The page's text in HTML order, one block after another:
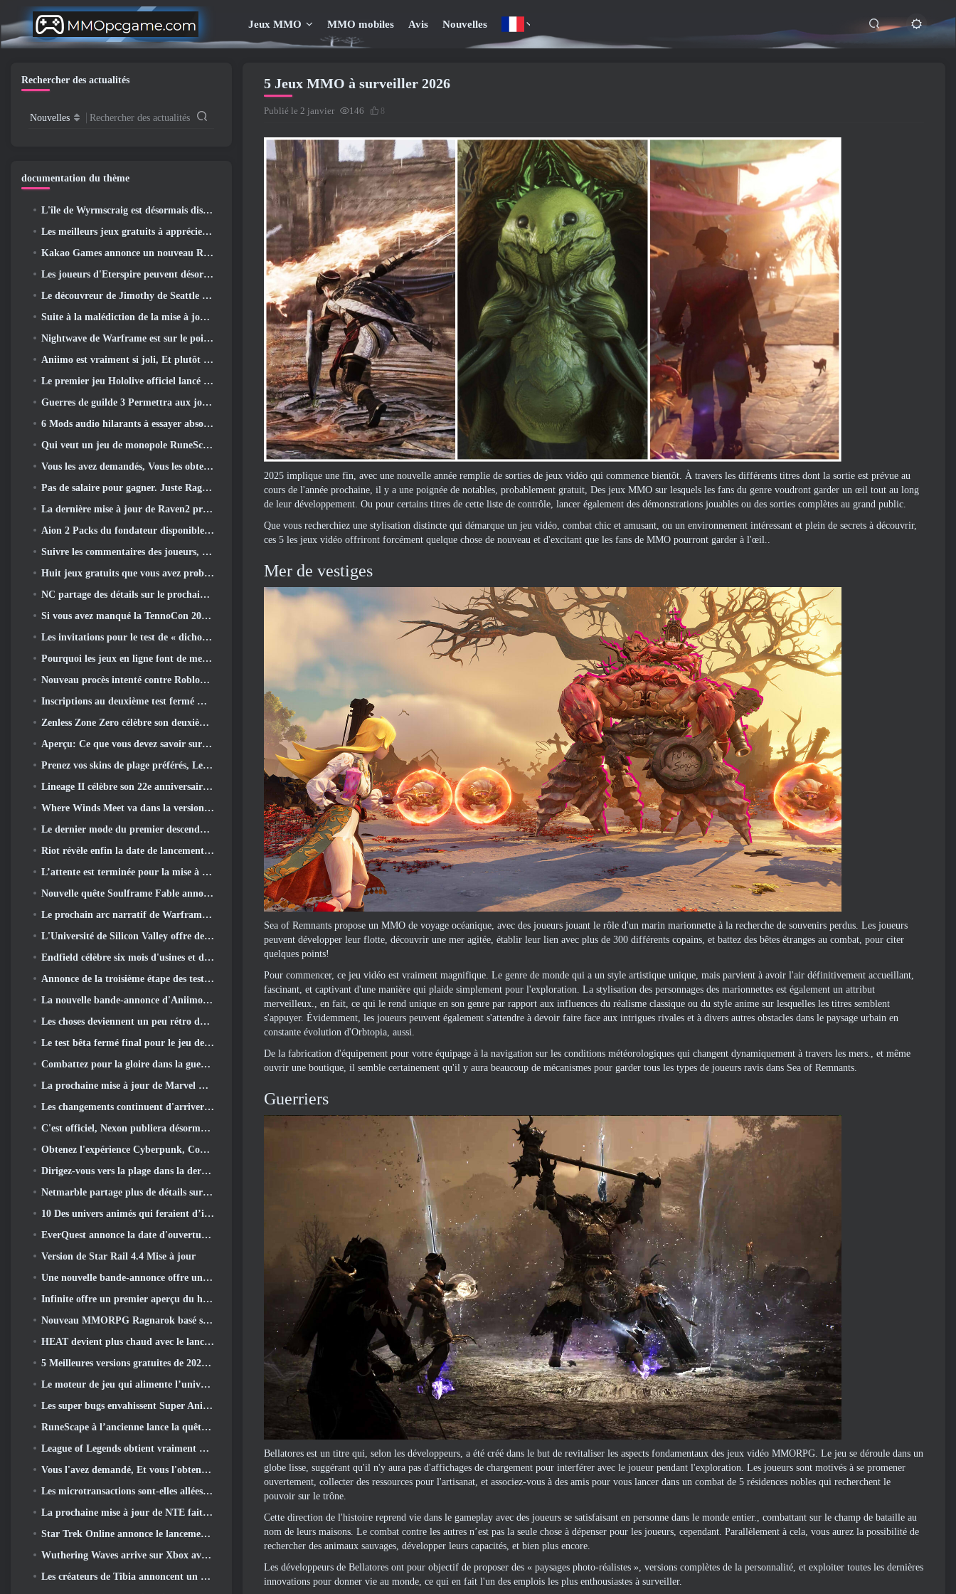
Jeux MMO MMO mobiles Avis Nouvelles
5 Jeux MMO à surveiller 2026
Publié le 2 janvier 146 8
2025 implique une fin, avec une nouvelle année remplie de sorties de jeux vidéo qui commence bientôt. À travers les différents titres dont la sortie est prévue au
cours de l'année prochaine, il y a une poignée de notables, probablement gratuit, Des jeux MMO sur lesquels les fans du genre voudront garder un œil tout au long
de leur développement. Ou pour certains titres de cette liste de contrôle, lancer également des démonstrations jouables ou des sorties complètes au grand public.
Que vous recherchiez une stylisation distincte qui démarque un jeu vidéo, combat chic et amusant, ou un environnement intéressant et plein de secrets à découvrir,
ces 5 les jeux vidéo offriront forcément quelque chose de nouveau et d'excitant que les fans de MMO pourront garder à l'œil..
Mer de vestiges
Sea of ​​Remnants propose un MMO de voyage océanique, avec des joueurs jouant le rôle d'un marin marionnette à la recherche de souvenirs perdus. Les joueurs
peuvent développer leur flotte, découvrir une mer agitée, établir leur lien avec plus de 300 différents copains, et battez des bêtes étranges au combat, pour citer
quelques points!
Pour commencer, ce jeu vidéo est vraiment magnifique. Le genre de monde qui a un style artistique unique, mais parvient à avoir l'air définitivement accueillant,
fascinant, et captivant d'une manière qui plaide simplement pour l'exploration. La stylisation des personnages des marionnettes est également un attribut
merveilleux., en fait, ce qui le rend unique en son genre par rapport aux influences du réalisme classique ou du style anime sur lesquelles les titres semblent
s'appuyer. Évidemment, les joueurs peuvent également s'attendre à devoir faire face aux intrigues rivales et à divers autres obstacles dans le paysage urbain en
constante évolution d'Orbtopia, aussi.
De la fabrication d'équipement pour votre équipage à la navigation sur les conditions météorologiques qui changent dynamiquement à travers les mers., et même
ouvrir une boutique, il semble certainement qu'il y aura beaucoup de mécanismes pour garder tous les types de joueurs ravis dans Sea of ​​Remnants.
Guerriers
Bellatores est un titre qui, selon les développeurs, a été créé dans le but de revitaliser les aspects fondamentaux des jeux vidéo MMORPG. Le jeu se déroule dans un
globe lisse, suggérant qu'il n'y aura pas d'affichages de chargement pour interférer avec le joueur pendant l'exploration. Les joueurs sont motivés à se promener
ouvertement, collecter des ressources pour l'artisanat, et associez-vous à des amis pour vous lancer dans un combat de 5 résidences nobles qui recherchent le
pouvoir sur le trône.
Cette direction de l'histoire reprend vie dans le gameplay avec des joueurs se satisfaisant en personne dans le monde entier., combattant sur le champ de bataille au
nom de leurs maisons. Le combat contre les autres n’est pas la seule chose à dépenser pour les joueurs, cependant. Parallèlement à cela, vous aurez la possibilité de
rechercher des animaux sauvages, développer leurs capacités, et bien plus encore.
Les développeurs de Bellatores ont pour objectif de proposer des « paysages photo-réalistes », versions complètes de la personnalité, et exploiter toutes les dernières
innovations pour donner vie au monde, ce qui en fait l'un des emplois les plus enthousiastes à surveiller.
Rechercher des actualités
Nouvelles Rechercher des actualités
documentation du thème
L'île de Wyrmscraig est désormais disponible à l'exploration dans Old School RuneScape
Les meilleurs jeux gratuits à apprécier avec votre équipe (2026)
Kakao Games annonce un nouveau RPG d'action, Jeune gardienne
Les joueurs d'Eterspire peuvent désormais voyager un peu dans le temps… en guise de régal
Le découvreur de Jimothy de Seattle a des liens avec ArenaNet, Alors bien sûr, ils l’ajoutent à Guild Wars 2
Suite à la malédiction de la mise à jour Allflame, Path Of Exile annonce plusieurs changements basés sur les commentaires
Nightwave de Warframe est sur le point de revenir de manière choquante
Aniimo est vraiment si joli, Et plutôt cool
Le premier jeu Hololive officiel lancé cette semaine
Guerres de guilde 3 Permettra aux joueurs de découvrir le monde de la Tyrie avant le réveil des dragons anciens
6 Mods audio hilarants à essayer absolument pour Marvel Rivals
Qui veut un jeu de monopole RuneScape? Parce qu'on est en route
Vous les avez demandés, Vous les obtenez. Les dragons arrivent sur Albion Online
Pas de salaire pour gagner. Juste Ragnarök. Origin Classic est lancé en juillet 23
La dernière mise à jour de Raven2 présente le système d'éveil des compétences, Donner aux joueurs plus de moyens d'améliorer leurs compétences
Aion 2 Packs du fondateur disponibles à l'achat, Complet avec cinq jours d'accès anticipé
Suivre les commentaires des joueurs, Les joueurs de League Of Legends Classic n’auront pas à payer pour les skins classiques
Huit jeux gratuits que vous avez probablement négligés et qui font partie du Train Fest de Steam
NC partage des détails sur le prochain accès anticipé d’Aion 2
Si vous avez manqué la TennoCon 2026, Digital Extremes partage tous les panneaux
Les invitations pour le test de « dichotomie » du Silver Palace sont envoyées
Pourquoi les jeux en ligne font de meilleurs anime que les anime ne créent des jeux
Nouveau procès intenté contre Roblox dans l'Oregon pour un incident de toilettage d'enfants
Inscriptions au deuxième test fermé mondial de Global MapleStory Classic
Zenless Zone Zero célèbre son deuxième anniversaire en offrant aux joueurs le choix d'un agent gratuit de rang S
Aperçu: Ce que vous devez savoir sur le jeu de collection de créatures de HoYoverse, Honkai: Lien âme
Prenez vos skins de plage préférés, Les Jeux d'été sont de retour sur Overwatch
Lineage II célèbre son 22e anniversaire avec un album vinyle en édition collector
Where Winds Meet va dans la version "Eastern Steampunk" 2.0
Le dernier mode du premier descendant rassemble les batailles difficiles d'interception du vide et les profondeurs.
Riot révèle enfin la date de lancement du mode classique de League Of Legends
L’attente est terminée pour la mise à jour du logement des grands joueurs de RuneScape
Nouvelle quête Soulframe Fable annoncée
Le prochain arc narratif de Warframe emmène les joueurs vers une toute nouvelle carte des étoiles, Le système Tau
L'Université de Silicon Valley offre des bourses pour les jeux et certaines des exigences sont intéressantes
Endfield célèbre six mois d'usines et de tyroliennes lors de sa prochaine mise à jour
Annonce de la troisième étape des tests bêta fermés des batailles d'infanterie de War Thunder
La nouvelle bande-annonce d'Aniimo sort avec le lancement du dernier test bêta fermé
Les choses deviennent un peu rétro dans la saison des finales 11 Mise à jour
Le test bêta fermé final pour le jeu de tir F2P de Nexon Sudden Attack Zero Point a débuté aujourd'hui
Combattez pour la gloire dans la guerre des serveurs de Lineage II
La prochaine mise à jour de Marvel Rivals amène le combat contre les dieux
Les changements continuent d'arriver dans RuneScape. Cette fois, c'est le logement des joueurs
C'est officiel, Nexon publiera désormais Overwatch en Corée du Sud
Obtenez l'expérience Cyberpunk, Complet avec la cyberpsychose, Dans le prochain événement crossover d’Apex Legends
Dirigez-vous vers la plage dans la dernière mise à jour de Palia
Netmarble partage plus de détails sur le prochain jeu de mise à niveau solo, Mise à niveau en solo: KARMA à l’Anime Expo
10 Des univers animés qui feraient d’incroyables MMO
EverQuest annonce la date d'ouverture du deuxième 2026 Serveur d'extension temporisé
Version de Star Rail 4.4 Mise à jour
Une nouvelle bande-annonce offre un aperçu du gameplay de Silver Palace
Infinite offre un premier aperçu du héros ressemblant à une sirène à venir dans le printemps-été 2013: Lumière du soir
Nouveau MMORPG Ragnarok basé sur un navigateur, L'univers Ragnarok annoncé
HEAT devient plus chaud avec le lancement d'une nouvelle carte du désert
5 Meilleures versions gratuites de 2025, Vaut-il toujours la peine d'y jouer 2026?
Le moteur de jeu qui alimente l’univers mono-fragment d’Eve Online est désormais open source
Les super bugs envahissent Super Animal Royale dans la mise à jour « Super Natural »
RuneScape à l’ancienne lance la quête du grand maître « La Lune de sang se lève », Mettre fin à une série de quêtes de 20 ans
League of Legends obtient vraiment un mode classique
Vous l'avez demandé, Et vous l'obtenez. Les guildes sont maintenant disponibles dans Eterspire
Les microtransactions sont-elles allées trop loin dans les jeux gratuits?
La prochaine mise à jour de NTE fait un petit détour dans un jeu de table fantastique
Star Trek Online annonce le lancement de la prochaine saison « Undiscovered »
Wuthering Waves arrive sur Xbox avec la version 3.5 Mise à jour
Les créateurs de Tibia annoncent un nouveau test du MMORPG Zombie à l'ancienne, Persister en ligne